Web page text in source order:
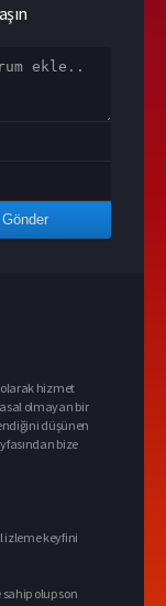
Gönder
olarak hizmet
olmayan bir
düşünen
bize
izleme keyfini
olup son